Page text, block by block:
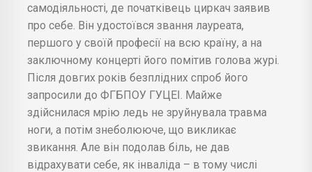
самодіяльності, де початківець циркач заявив
про себе. Він удостоївся звання лауреата,
першого у своїй професії на всю країну, а на
заключному концерті його помітив голова журі.
Після довгих років безплідних спроб його
запросили до ФГБПОУ ГУЦЕІ. Майже
здійснилася мрію ледь не зруйнувала травма
ноги, а потім знеболююче, що викликає
звикання. Але він подолав біль, не дав
відрахувати себе, як інваліда – в тому числі